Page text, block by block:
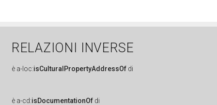
RELAZIONI INVERSE
è a-loc:isCulturalPropertyAddressOf di
è a-cd:isDocumentationOf di